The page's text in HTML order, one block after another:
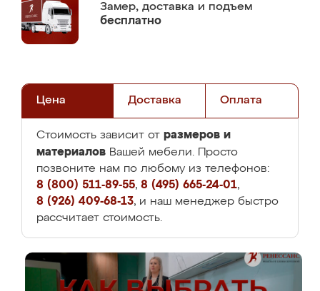
Замер, доставка и подъем
бесплатно
Цена Доставка Оплата
Стоимость зависит от размеров и
материалов Вашей мебели. Просто
позвоните нам по любому из телефонов:
8 (800) 511-89-55, 8 (495) 665-24-01,
8 (926) 409-68-13, и наш менеджер быстро
рассчитает стоимость.